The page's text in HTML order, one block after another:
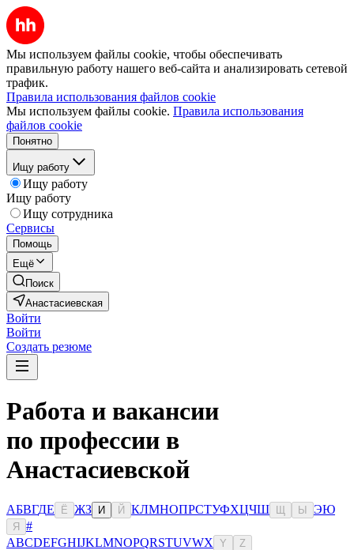
Мы используем файлы cookie, чтобы обеспечивать
правильную работу нашего веб-сайта и анализировать сетевой
трафик.
Правила использования файлов cookie
Мы используем файлы cookie. Правила использования
файлов cookie
Понятно
Ищу работу
Ищу работу
Ищу работу
Ищу сотрудника
Сервисы
Помощь
Ещё
Поиск
Анастасиевская
Войти
Войти
Создать резюме
Работа и вакансии
по профессии в
Анастасиевской
АБВГДЕ Ё ЖЗ И Й КЛМНОПРСТУФХЦЧШ Ы ЭЮ
Я
#
ABCDEFGHIJKLMNOPQRSTUVWX Y Z